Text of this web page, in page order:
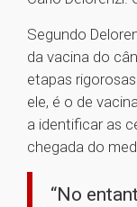
Segundo
da vacina do
etapas
ele, é o de
a identificar as
chegada do
“No